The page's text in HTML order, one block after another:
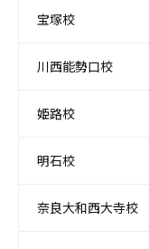
宝塚校
川西能勢口校
姫路校
明石校
奈良大和西大寺校